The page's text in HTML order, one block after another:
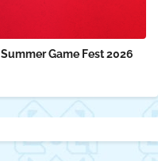
Game Fest 2026